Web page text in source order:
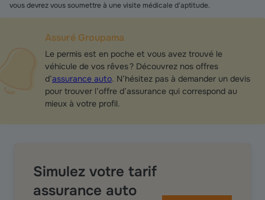
vous devrez vous soumettre à une visite médicale d’aptitude.
Assuré Groupama
Le permis est en poche et vous avez trouvé le
véhicule de vos rêves ? Découvrez nos offres
d’assurance auto. N’hésitez pas à demander un devis
pour trouver l’offre d’assurance qui correspond au
mieux à votre profil.
Simulez votre tarif
assurance auto